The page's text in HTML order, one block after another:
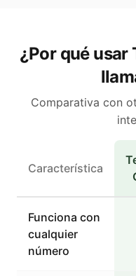
¿Por qué usar
Comparativa con
Característica
Funciona con
cualquier
número